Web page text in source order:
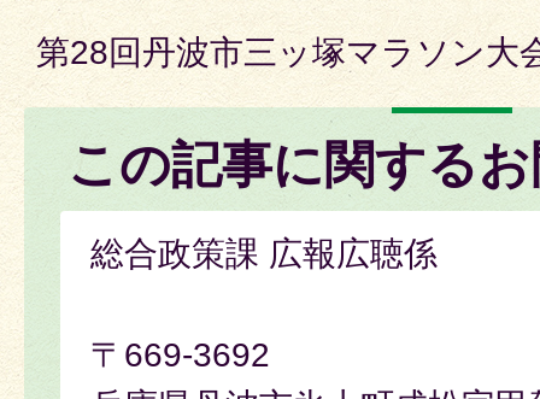
第28回丹波市三ッ塚マラソン大
この記事に関する
総合政策課 広報広聴係
〒669-3692